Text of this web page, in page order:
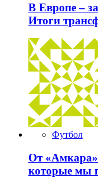
В Европе –
Итоги
Футбол
От
которые мы